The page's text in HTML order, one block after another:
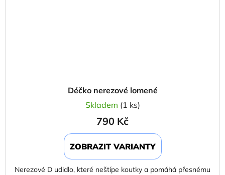
Déčko nerezové lomené
Skladem (1 ks)
790 Kč
ZOBRAZIT VARIANTY
Nerezové D udidlo, které neštípe koutky a pomáhá přesnému